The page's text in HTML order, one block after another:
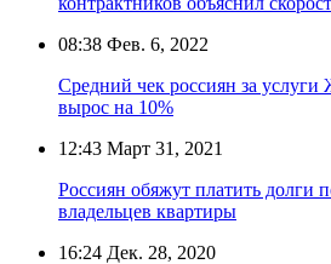
08:38 Фев. 6, 2022
Средний чек россиян за
вырос на 10%
12:43 Март 31, 2021
Россиян обяжут платить
владельцев квартиры
16:24 Дек. 28, 2020